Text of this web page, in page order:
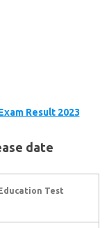
Result 2023
date
Test